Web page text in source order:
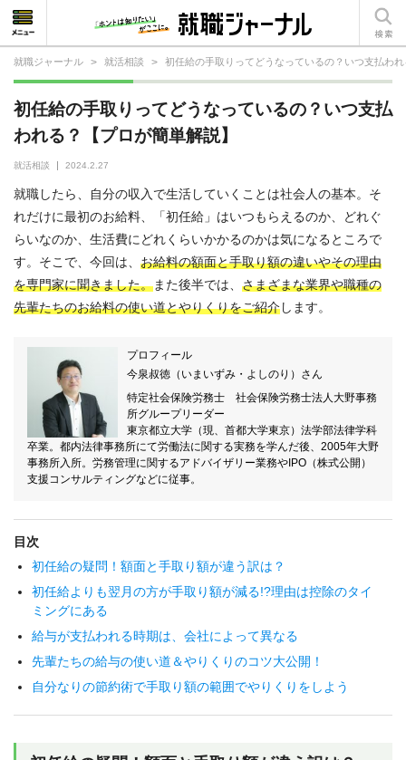
就職ジャーナル > 就活相談 > 初任給の手取りってどうなっているの？いつ支払わ
初任給の手取りってどうなっているの？いつ支払
われる？【プロが簡単解説】
就活相談 2024.2.27
就職したら、自分の収入で生活していくことは社会人の基本。そ
れだけに最初のお給料、「初任給」はいつもらえるのか、どれぐ
らいなのか、生活費にどれくらいかかるのかは気になるところで
す。そこで、今回は、 お給料の額面と手取り額の違いやその理由
を専門家に聞きました。また後半では、 さまざまな業界や職種の
先輩たちのお給料の使い道とやりくりをご紹介します。
プロフィール
今泉叔徳（いまいずみ・よしのり）さん
特定社会保険労務士 社会保険労務士法人大野事務
所グループリーダー
東京都立大学（現、首都大学東京）法学部法律学科
卒業。都内法律事務所にて労働法に関する実務を学んだ後、2005年大野
事務所入所。労務管理に関するアドバイザリー業務やIPO（株式公開）
支援コンサルティングなどに従事。
目次
初任給の疑問！額面と手取り額が違う訳は？
初任給よりも翌月の方が手取り額が減る!?理由は控除のタイ
ミングにある
給与が支払われる時期は、会社によって異なる
先輩たちの給与の使い道＆やりくりのコツ大公開！
自分なりの節約術で手取り額の範囲でやりくりをしよう
就活相談
就活ノウハウ
仕事の選び方・ヒント
仕事とは？
就活コラム